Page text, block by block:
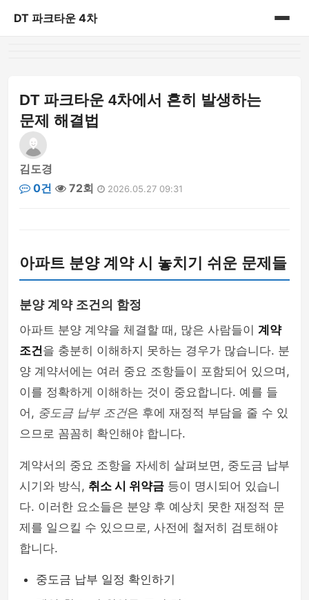
DT 파크타운 4차
DT 파크타운 4차에서 흔히 발생하는
문제 해결법
김도경
0건
72회 2026.05.27 09:31
아파트 분양 계약 시 놓치기 쉬운 문제들
분양 계약 조건의 함정
아파트 분양 계약을 체결할 때, 많은 사람들이 계약
조건을 충분히 이해하지 못하는 경우가 많습니다. 분
양 계약서에는 여러 중요 조항들이 포함되어 있으며,
이를 정확하게 이해하는 것이 중요합니다. 예를 들
어, 중도금 납부 조건은 후에 재정적 부담을 줄 수 있
으므로 꼼꼼히 확인해야 합니다.
계약서의 중요 조항을 자세히 살펴보면, 중도금 납부
시기와 방식, 취소 시 위약금 등이 명시되어 있습니
다. 이러한 요소들은 분양 후 예상치 못한 재정적 문
제를 일으킬 수 있으므로, 사전에 철저히 검토해야
합니다.
중도금 납부 일정 확인하기